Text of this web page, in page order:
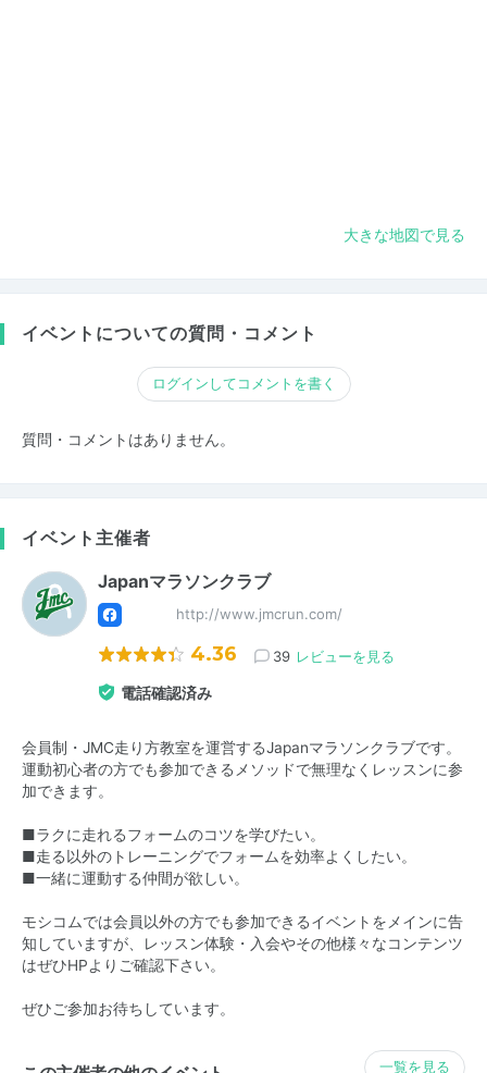
大きな地図で見る
イベントについての質問・コメント
ログインしてコメントを書く
質問・コメントはありません。
イベント主催者
Japanマラソンクラブ
http://www.jmcrun.com/
4.36 39 レビューを見る
電話確認済み
会員制・JMC走り方教室を運営するJapanマラソンクラブです。
運動初心者の方でも参加できるメソッドで無理なくレッスンに参
加できます。
■ラクに走れるフォームのコツを学びたい。
■走る以外のトレーニングでフォームを効率よくしたい。
■一緒に運動する仲間が欲しい。
モシコムでは会員以外の方でも参加できるイベントをメインに告
知していますが、レッスン体験・入会やその他様々なコンテンツ
はぜひHPよりご確認下さい。
ぜひご参加お待ちしています。
一覧を見る